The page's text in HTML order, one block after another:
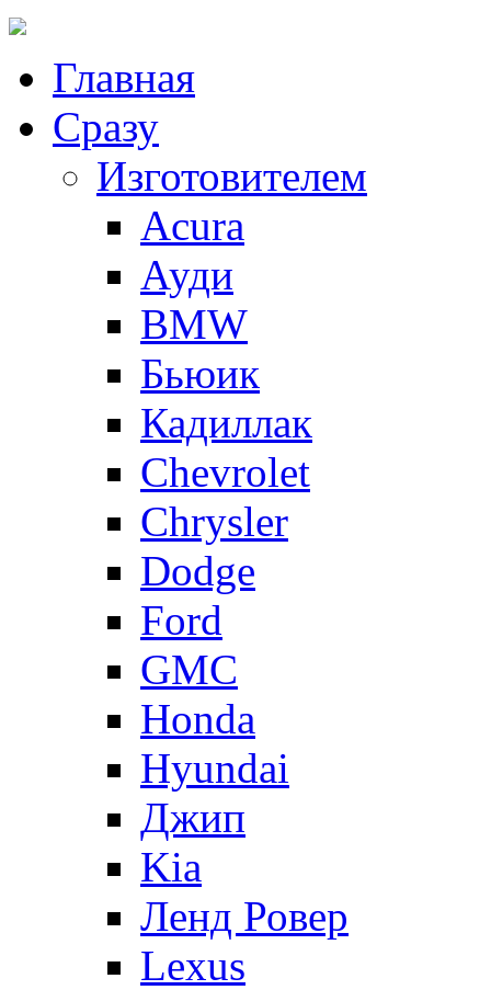
Главная
Сразу
Изготовителем
Acura
Ауди
BMW
Бьюик
Кадиллак
Сhevrolet
Chrysler
Dodge
Ford
GMC
Honda
Hyundai
Джип
Kia
Ленд Ровер
Lexus